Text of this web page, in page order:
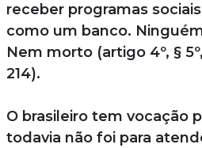
receber programas
como um banco.
Nem morto (artigo 4º, §
214).
O brasileiro tem vocação
todavia não foi para